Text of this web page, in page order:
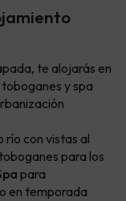
te alojarás en
y spa
río con vistas al
para los
para
en temporada